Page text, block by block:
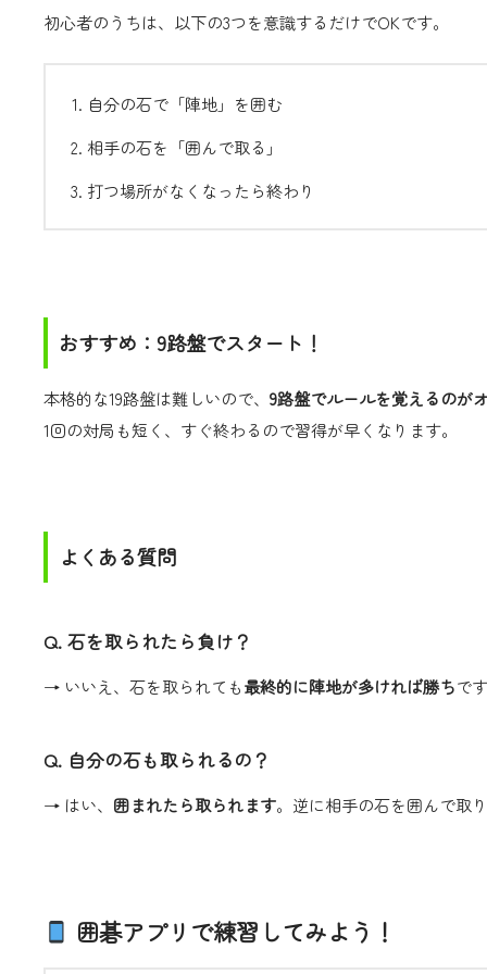
初心者のうちは、以下の3つを意識するだけでOKです。
自分の石で「陣地」を囲む
相手の石を「囲んで取る」
打つ場所がなくなったら終わり
おすすめ：9路盤でスタート！
本格的な19路盤は難しいので、 9路盤でルールを覚えるのが
1回の対局も短く、すぐ終わるので習得が早くなります。
よくある質問
Q. 石を取られたら負け？
→ いいえ、石を取られても最終的に陣地が多ければ勝ちで
Q. 自分の石も取られるの？
→ はい、 囲まれたら取られます。逆に相手の石を囲んで取
囲碁アプリで練習してみよう！